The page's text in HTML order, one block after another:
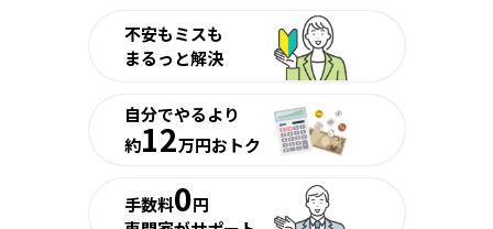
不安もミスも
まるっと解決
自分でやるより
約12万円おトク
手数料0円